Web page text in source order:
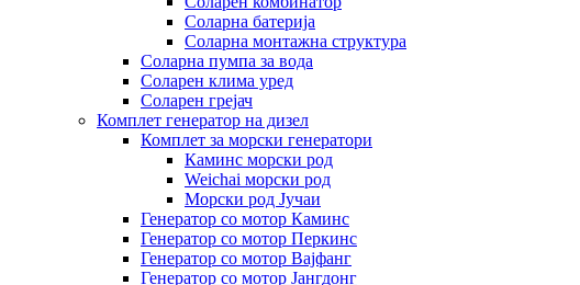
Соларна батерија
Соларна монтажна структура
Соларна пумпа за вода
Соларен клима уред
Соларен грејач
Комплет генератор на дизел
Комплет за морски генератори
Каминс морски род
Weichai морски род
Морски род Јучаи
Генератор со мотор Каминс
Генератор со мотор Перкинс
Генератор со мотор Вајфанг
Генератор со мотор Јангдонг